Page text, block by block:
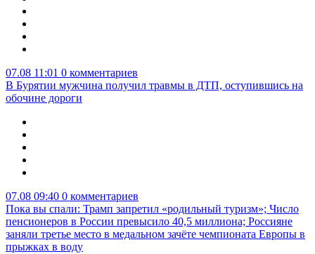
07.08 11:01 0 комментариев
В Бурятии мужчина получил травмы в ДТП, оступившись на
обочине дороги
07.08 09:40 0 комментариев
Пока вы спали: Трамп запретил «родильный туризм»; Число
пенсионеров в России превысило 40,5 миллиона; Россияне
заняли третье место в медальном зачёте чемпионата Европы в
прыжках в воду